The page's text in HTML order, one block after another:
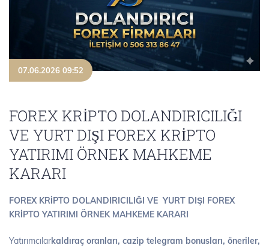
07.06.2026 09:52
FOREX KRİPTO DOLANDIRICILIĞI
VE YURT DIŞI FOREX KRİPTO
YATIRIMI ÖRNEK MAHKEME
KARARI
FOREX KRİPTO DOLANDIRICILIĞI VE YURT DIŞI FOREX
KRİPTO YATIRIMI ÖRNEK MAHKEME KARARI
Yatırımcılarkaldıraç oranları, cazip telegram bonusları, öneriler,